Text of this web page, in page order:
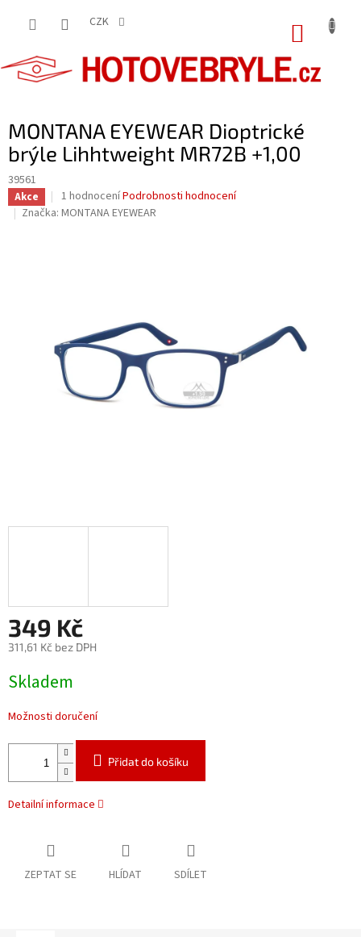
CZK
MONTANA EYEWEAR Dioptrické
brýle Lihhtweight MR72B +1,00
39561
Akce
Průměrné
hodnocení
1 hodnoceníPodrobnosti hodnocení
Značka: MONTANA EYEWEAR
349 Kč
311,61 Kč bez DPH
cena:
Skladem
Možnosti doručení
Přidat do košíku
Detailní informace
ZEPTAT SE HLÍDAT SDÍLET